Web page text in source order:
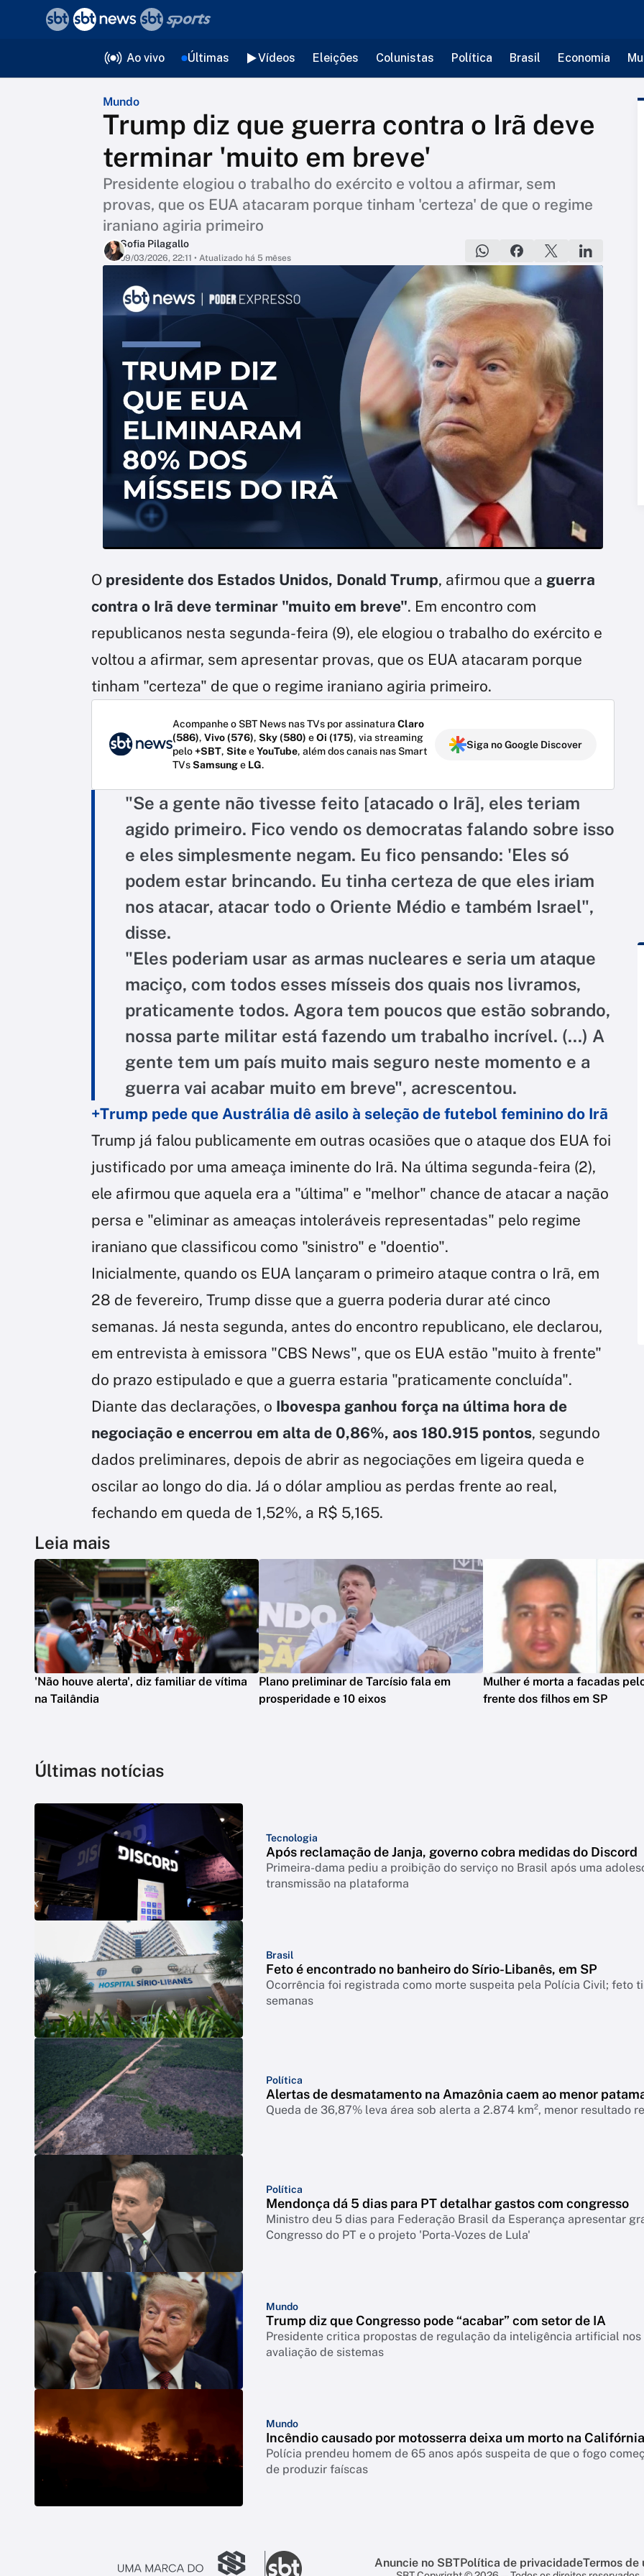
Ao vivo Últimas Vídeos Eleições Colunistas Política Brasil Economia
Mundo
Trump diz que guerra contra o Irã deve
terminar 'muito em breve'
Presidente elogiou o trabalho do exército e voltou a afirmar, sem
provas, que os EUA atacaram porque tinham 'certeza' de que o regime
iraniano agiria primeiro
Sofia Pilagallo
09/03/2026, 22:11 • Atualizado há 5 mêses
O presidente dos Estados Unidos, Donald Trump, afirmou que a guerra
contra o Irã deve terminar "muito em breve". Em encontro com
republicanos nesta segunda-feira (9), ele elogiou o trabalho do exército e
voltou a afirmar, sem apresentar provas, que os EUA atacaram porque
tinham "certeza" de que o regime iraniano agiria primeiro.
Acompanhe o SBT News nas TVs por assinatura Claro
(586), Vivo (576), Sky (580) eOi (175), via streaming
pelo+SBT, SiteeYouTube, além dos canais nas Smart
TVsSamsunge LG.
Siga no Google Discover
"Se a gente não tivesse feito [atacado o Irã], eles teriam
agido primeiro. Fico vendo os democratas falando sobre isso
e eles simplesmente negam. Eu fico pensando: 'Eles só
podem estar brincando. Eu tinha certeza de que eles iriam
nos atacar, atacar todo o Oriente Médio e também Israel",
disse.
"Eles poderiam usar as armas nucleares e seria um ataque
maciço, com todos esses mísseis dos quais nos livramos,
praticamente todos. Agora tem poucos que estão sobrando,
nossa parte militar está fazendo um trabalho incrível. (...) A
gente tem um país muito mais seguro neste momento e a
guerra vai acabar muito em breve", acrescentou.
+Trump pede que Austrália dê asilo à seleção de futebol feminino do Irã
Trump já falou publicamente em outras ocasiões que o ataque dos EUA foi
justificado por uma ameaça iminente do Irã. Na última segunda-feira (2),
ele afirmou que aquela era a "última" e "melhor" chance de atacar a nação
persa e "eliminar as ameaças intoleráveis representadas" pelo regime
iraniano que classificou como "sinistro" e "doentio".
Inicialmente, quando os EUA lançaram o primeiro ataque contra o Irã, em
28 de fevereiro, Trump disse que a guerra poderia durar até cinco
semanas. Já nesta segunda, antes do encontro republicano, ele declarou,
em entrevista à emissora "CBS News", que os EUA estão "muito à frente"
do prazo estipulado e que a guerra estaria "praticamente concluída".
Diante das declarações, o Ibovespa ganhou força na última hora de
negociação e encerrou em alta de 0,86%, aos 180.915 pontos, segundo
dados preliminares, depois de abrir as negociações em ligeira queda e
oscilar ao longo do dia. Já o dólar ampliou as perdas frente ao real,
fechando em queda de 1,52%, a R$ 5,165.
Leia mais
'Não houve alerta', diz familiar de vítima
na Tailândia
Plano preliminar de Tarcísio fala em
prosperidade e 10 eixos
Mulher é morta a facadas
frente dos filhos em SP
Últimas notícias
Tecnologia
Após reclamação de Janja, governo cobra medidas do Discord
Primeira-dama pediu a proibição do serviço no Brasil após uma
transmissão na plataforma
Brasil
Feto é encontrado no banheiro do Sírio-Libanês, em SP
Ocorrência foi registrada como morte suspeita pela Polícia Civil; feto
semanas
Política
Alertas de desmatamento na Amazônia caem ao menor
Queda de 36,87% leva área sob alerta a 2.874 km², menor resultado
Política
Mendonça dá 5 dias para PT detalhar gastos com congresso
Ministro deu 5 dias para Federação Brasil da Esperança apresentar
Congresso do PT e o projeto 'Porta-Vozes de Lula'
Mundo
Trump diz que Congresso pode “acabar” com setor de IA
Presidente critica propostas de regulação da inteligência artificial nos
avaliação de sistemas
Mundo
Incêndio causado por motosserra deixa um morto na Califórnia
Polícia prendeu homem de 65 anos após suspeita de que o fogo
de produzir faíscas
Anuncie no SBTPolítica de privacidadeTermos de
voltar
Editorias